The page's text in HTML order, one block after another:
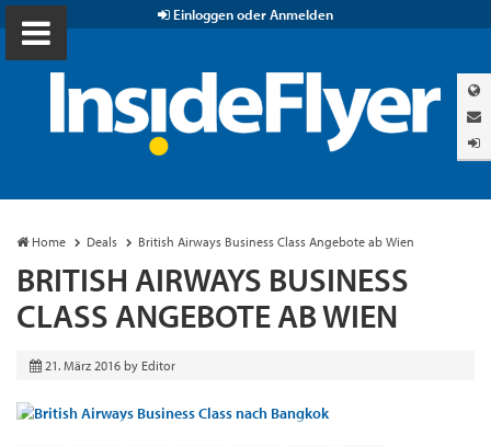
Einloggen oder Anmelden
Home Deals British Airways Business Class Angebote ab Wien
BRITISH AIRWAYS BUSINESS
CLASS ANGEBOTE AB WIEN
21. März 2016 by Editor